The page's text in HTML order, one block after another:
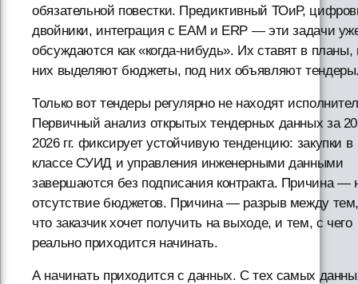
обязательной повестки. Предиктивный ТОиР,
двойники, интеграция с EAM и ERP — эти задачи
обсуждаются как «когда-нибудь». Их ставят в планы,
них выделяют бюджеты, под них объявляют
Только вот тендеры регулярно не находят
Первичный анализ открытых тендерных данных за
2026 гг. фиксирует устойчивую тенденцию: закупки в
классе СУИД и управления инженерными данными
завершаются без подписания контракта. Причина —
отсутствие бюджетов. Причина — разрыв между
что заказчик хочет получить на выходе, и тем, с чего
реально приходится начинать.
А начинать приходится с данных. С тех самых